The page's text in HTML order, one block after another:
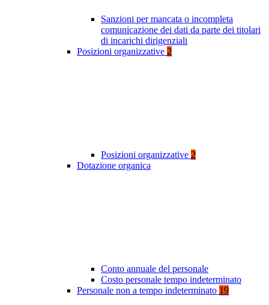
Sanzioni per mancata o incompleta
comunicazione dei dati da parte dei titolari
di incarichi dirigenziali
Posizioni organizzative 2
Posizioni organizzative 2
Dotazione organica
Conto annuale del personale
Costo personale tempo indeterminato
Personale non a tempo indeterminato 19